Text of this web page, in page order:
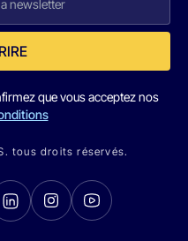
que vous acceptez nos
tous droits réservés.